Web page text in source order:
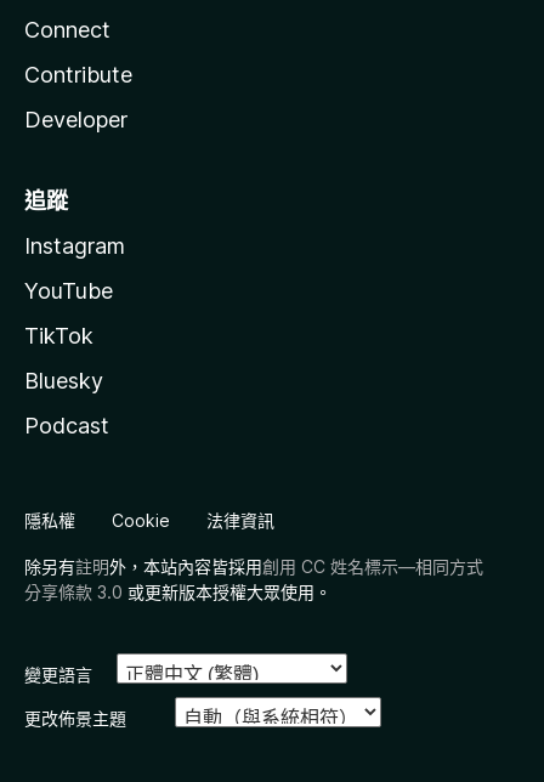
Connect
Contribute
Developer
追蹤
Instagram
YouTube
TikTok
Bluesky
Podcast
隱私權 Cookie 法律資訊
除另有註明外，本站內容皆採用創用 CC 姓名標示—相同方式
分享條款 3.0 或更新版本授權大眾使用。
變更語言
更改佈景主題